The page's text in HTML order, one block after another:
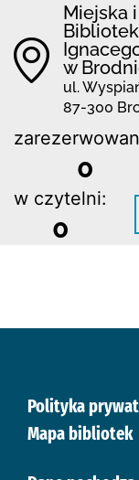
Miejska
w
ul.
87-300
0
w czytelni:
0
Polityka
Mapa bibliotek